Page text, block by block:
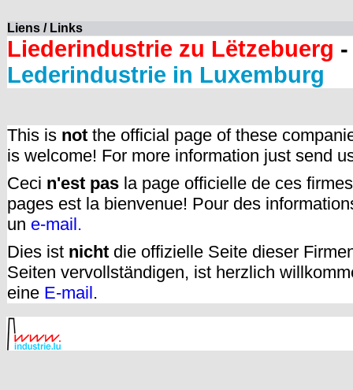
Liens / Links
Liederindustrie zu Lëtzebuerg
Lederindustrie in Luxemburg
This is not the official page of these
is welcome! For more information just send
Ceci n'est pas la page officielle de ces
pages est la bienvenue! Pour des
un e-mail.
Dies ist nicht die offizielle Seite dieser
Seiten vervollständigen, ist herzlich
eine E-mail .